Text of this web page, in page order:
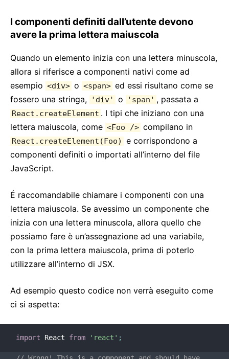
I componenti definiti dall’utente devono
avere la prima lettera maiuscola
Quando un elemento inizia con una lettera minuscola,
allora si riferisce a componenti nativi come ad
esempio <div> o <span> ed essi risultano come se
fossero una stringa,
'div' o 'span' , passata a
React.createElement . I tipi che iniziano con una
lettera maiuscola, come <Foo /> compilano in
React.createElement(Foo)
e corrispondono a
componenti definiti o importati all’interno del file
JavaScript.
É raccomandabile chiamare i componenti con una
lettera maiuscola. Se avessimo un componente che
inizia con una lettera minuscola, allora quello che
possiamo fare è un’assegnazione ad una variabile,
con la prima lettera maiuscola, prima di poterlo
utilizzare all’interno di JSX.
Ad esempio questo codice non verrà eseguito come
ci si aspetta:
import React from 'react' ;